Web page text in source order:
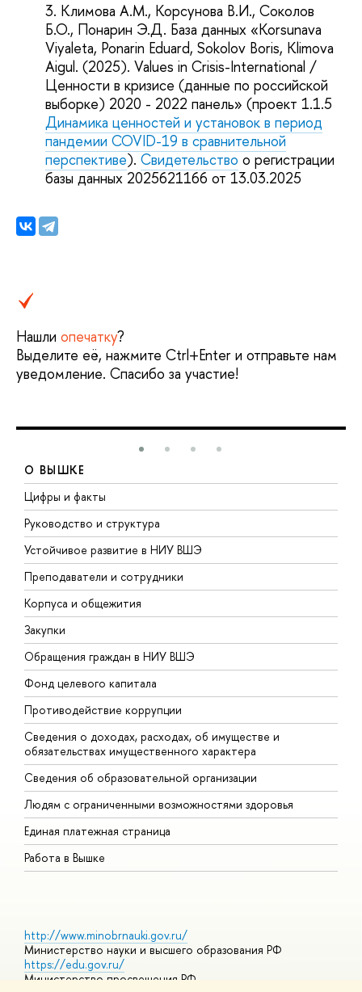
Климова А.М., Корсунова В.И., Соколов
Б.О., Понарин Э.Д. База данных «Korsunava
Viyaleta, Ponarin Eduard, Sokolov Boris, Klimova
Aigul. (2025). Values in Crisis-International /
Ценности в кризисе (данные по российской
выборке) 2020 - 2022 панель» (проект 1.1.5
Динамика ценностей и установок в период
пандемии COVID-19 в сравнительной
перспективе). Свидетельство о регистрации
базы данных 2025621166 от 13.03.2025
Нашли опечатку?
Выделите её, нажмите Ctrl+Enter и отправьте нам
уведомление. Спасибо за участие!
О ВЫШКЕ
Цифры и факты
Руководство и структура
Устойчивое развитие в НИУ ВШЭ
Преподаватели и сотрудники
Корпуса и общежития
Закупки
Обращения граждан в НИУ ВШЭ
Фонд целевого капитала
Противодействие коррупции
Сведения о доходах, расходах, об имуществе и
обязательствах имущественного характера
Сведения об образовательной организации
Людям с ограниченными возможностями здоровья
Единая платежная страница
Работа в Вышке
http://www.minobrnauki.gov.ru/
Министерство науки и высшего образования РФ
https://edu.gov.ru/
Министерство просвещения РФ